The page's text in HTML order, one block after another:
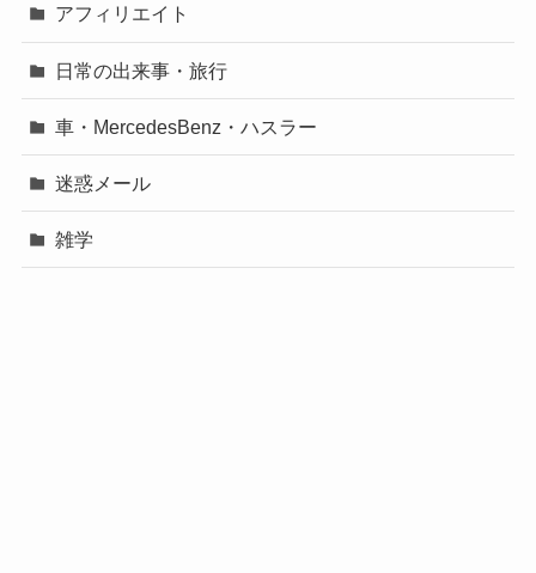
アフィリエイト
日常の出来事・旅行
車・MercedesBenz・ハスラー
迷惑メール
雑学